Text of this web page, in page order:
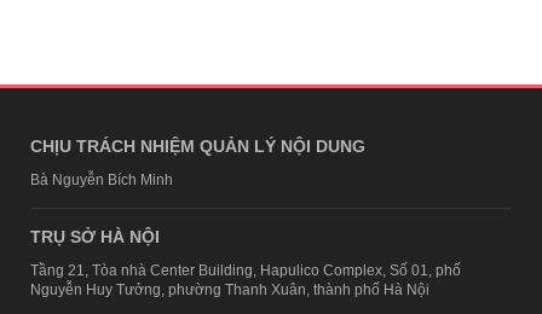
CHỊU TRÁCH NHIỆM QUẢN LÝ NỘI DUNG
Bà Nguyễn Bích Minh
TRỤ SỞ HÀ NỘI
Tầng 21, Tòa nhà Center Building, Hapulico Complex, Số 01, phố
Nguyễn Huy Tưởng, phường Thanh Xuân, thành phố Hà Nội